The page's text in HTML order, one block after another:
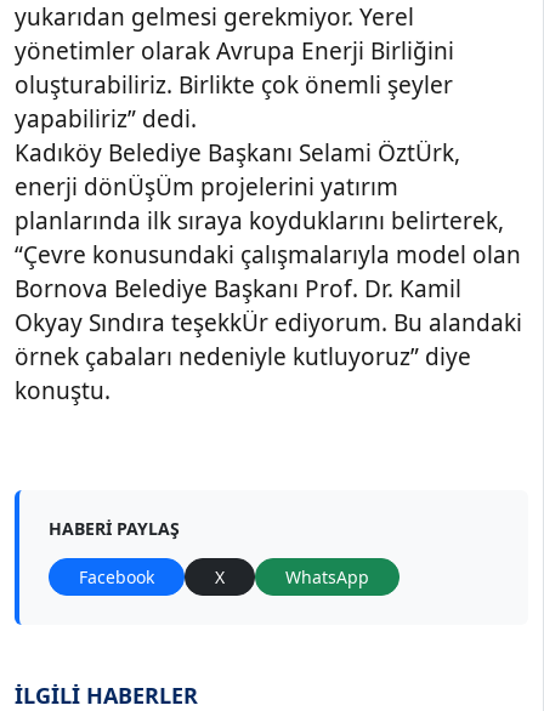
yukarıdan gelmesi gerekmiyor. Yerel
yönetimler olarak Avrupa Enerji Birliğini
oluşturabiliriz. Birlikte çok önemli şeyler
yapabiliriz” dedi.
Kadıköy Belediye Başkanı Selami ÖztÜrk,
enerji dönÜşÜm projelerini yatırım
planlarında ilk sıraya koyduklarını belirterek,
“Çevre konusundaki çalışmalarıyla model olan
Bornova Belediye Başkanı Prof. Dr. Kamil
Okyay Sındıra teşekkÜr ediyorum. Bu alandaki
örnek çabaları nedeniyle kutluyoruz” diye
konuştu.
HABERI PAYLAŞ
Facebook X WhatsApp
İLGİLİ HABERLER